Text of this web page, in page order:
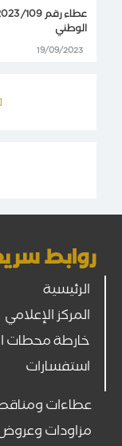
الوطني
19/09/2023
روابط
الرئيسية
المركز الإعلامي
خارطة محطات
استفسارات
عطاءات
مزاودات